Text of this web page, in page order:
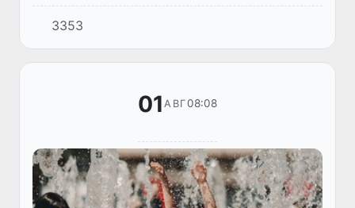
ҷудогонаи вилоятҳои водии Фарғона
эҳтимол борони кутоҳмуддат борида, раъду
барқ ба амал ояд. Шамол дар як...
3353
01АВГ08:08